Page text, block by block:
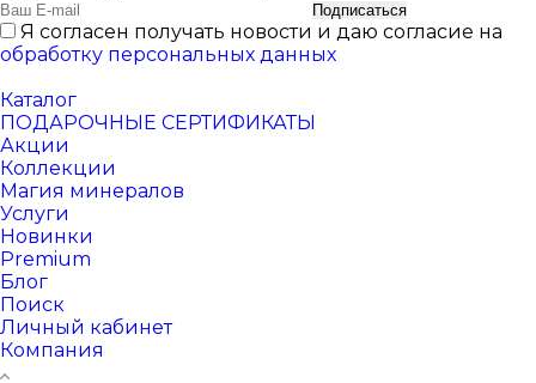
Подписаться
Я согласен получать новости и даю согласие на
обработку персональных данных
Каталог
ПОДАРОЧНЫЕ СЕРТИФИКАТЫ
Акции
Коллекции
Магия минералов
Услуги
Новинки
Premium
Блог
Поиск
Личный кабинет
Компания